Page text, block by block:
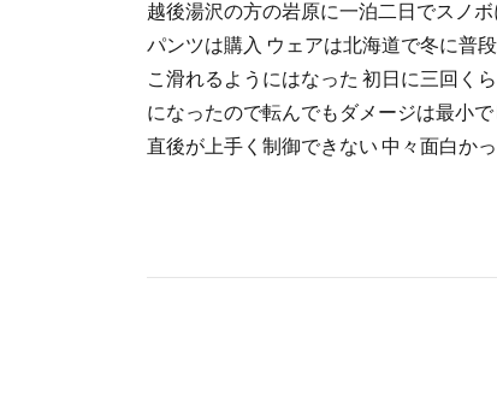
越後湯沢の方の岩原に一泊二日でスノ
パンツは購入 ウェアは北海道で冬に普
こ滑れるようにはなった 初日に三回く
になったので転んでもダメージは最小
直後が上手く制御できない 中々面白か